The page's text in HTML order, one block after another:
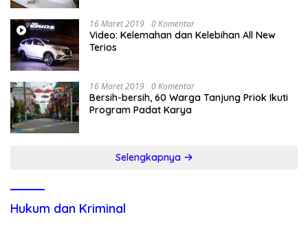
16 Maret 2019 0 Komentar
Video: Kelemahan dan Kelebihan All New
Terios
16 Maret 2019 0 Komentar
Bersih-bersih, 60 Warga Tanjung Priok Ikuti
Program Padat Karya
Selengkapnya
Hukum dan Kriminal